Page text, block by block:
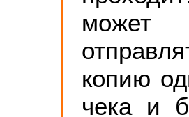
может
копию
чека и